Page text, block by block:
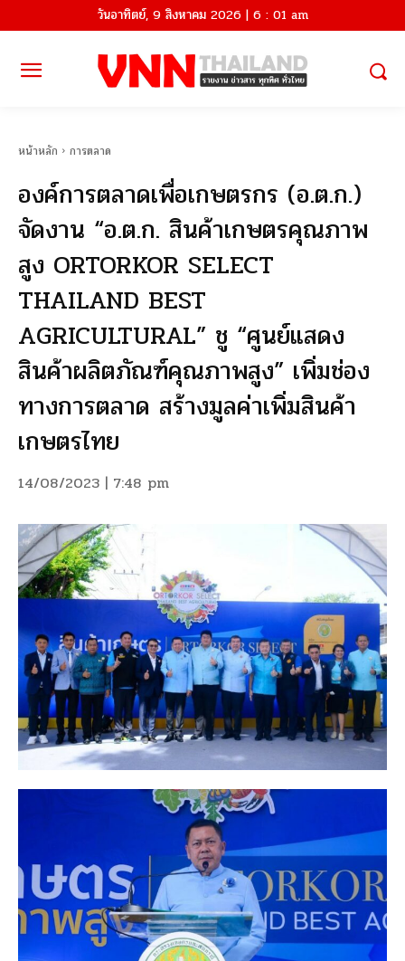
วันอาทิตย์, 9 สิงหาคม 2026 | 6 : 01 am
หน้าหลัก การตลาด
องค์การตลาดเพื่อเกษตรกร (อ.ต.ก.)
จัดงาน “อ.ต.ก. สินค้าเกษตรคุณภาพ
สูง ORTORKOR SELECT
THAILAND BEST
AGRICULTURAL” ชู “ศูนย์แสดง
สินค้าผลิตภัณฑ์คุณภาพสูง” เพิ่มช่อง
ทางการตลาด สร้างมูลค่าเพิ่มสินค้า
เกษตรไทย
14/08/2023 | 7:48 pm